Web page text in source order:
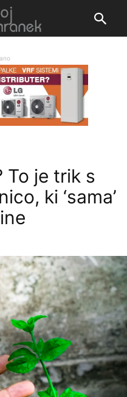
To je trik s
ki ‘sama’